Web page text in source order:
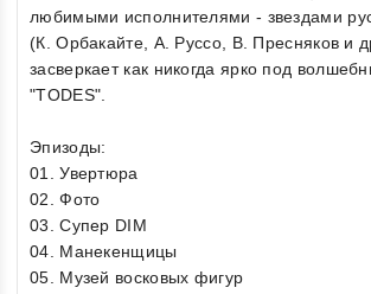
любимыми исполнителями - звездами
(К. Орбакайте, А. Руссо, В. Пресняков и
засверкает как никогда ярко под
"TODES".
Эпизоды:
01. Увертюра
02. Фото
03. Супер DIM
04. Манекенщицы
05. Музей восковых фигур